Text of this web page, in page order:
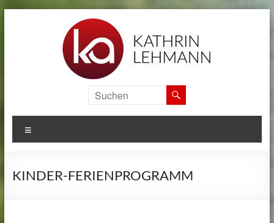
SPORTS
CAMPS
zu
KINDER-FERIENPROGRAMM